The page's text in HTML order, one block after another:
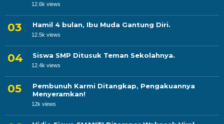
12.6k views
Hamil 4 bulan, Ibu Muda Gantung Diri.
12.5k views
Siswa SMP Ditusuk Teman Sekolahnya.
12.4k views
Pembunuh Karmi Ditangkap, Pengakuannya
Menyeramkan!
12k views